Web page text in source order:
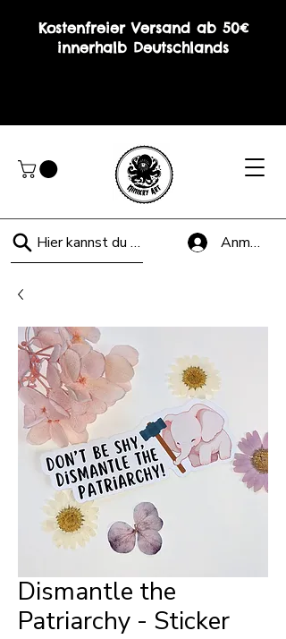
Kostenfreier Versand ab 50€
innerhalb Deutschlands
Hier kannst du suchen! Anmelden
Dismantle the
Patriarchy - Sticker